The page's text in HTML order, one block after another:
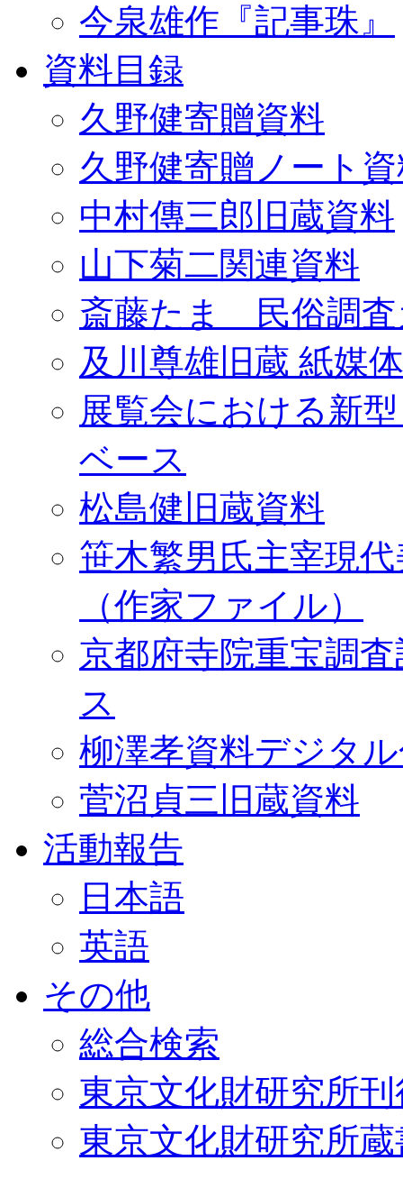
今泉雄作『記事珠』
資料目録
久野健寄贈資料
久野健寄贈ノート
中村傳三郎旧蔵資料
山下菊二関連資料
斎藤たま 民俗調査
及川尊雄旧蔵 紙媒
展覧会における新
ベース
松島健旧蔵資料
笹木繁男氏主宰現
（作家ファイル）
京都府寺院重宝調
ス
柳澤孝資料デジタ
菅沼貞三旧蔵資料
活動報告
日本語
英語
その他
総合検索
東京文化財研究所
東京文化財研究所